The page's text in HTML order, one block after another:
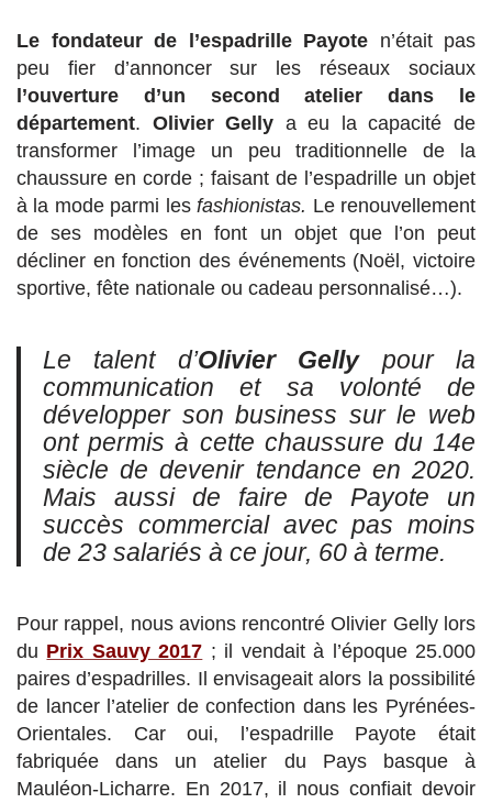
Le fondateur de l’espadrille Payote n’était pas
peu fier d’annoncer sur les réseaux sociaux
l’ouverture d’un second atelier dans le
département. Olivier Gelly a eu la capacité de
transformer l’image un peu traditionnelle de la
chaussure en corde ; faisant de l’espadrille un objet
à la mode parmi lesfashionistas. Le renouvellement
de ses modèles en font un objet que l’on peut
décliner en fonction des événements (Noël, victoire
sportive, fête nationale ou cadeau personnalisé…).
Le talent d’Olivier Gellypour la
communication et sa volonté de
développer son business sur le web
ont permis à cette chaussure du 14e
siècle de devenir tendance en 2020.
Mais aussi de faire de Payote un
succès commercial avec pas moins
de 23 salariés à ce jour, 60 à terme.
Pour rappel, nous avions rencontré Olivier Gelly lors
du Prix Sauvy 2017 ; il vendait à l’époque 25.000
paires d’espadrilles. Il envisageait alors la possibilité
de lancer l’atelier de confection dans les Pyrénées-
Orientales. Car oui, l’espadrille Payote était
fabriquée dans un atelier du Pays basque à
Mauléon-Licharre. En 2017, il nous confiait devoir